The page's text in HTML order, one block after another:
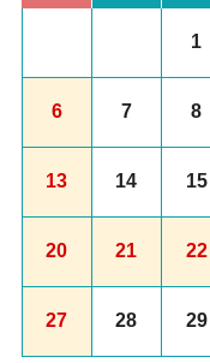
1
6 7 8
13 14 15
20 21 22
27 28 29